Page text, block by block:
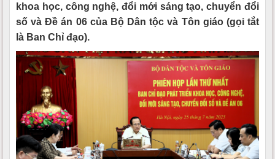
khoa học, công nghệ, đổi mới sáng tạo, chuyển đổi
số và Đề án 06 của Bộ Dân tộc và Tôn giáo (gọi tắt
là Ban Chỉ đạo).